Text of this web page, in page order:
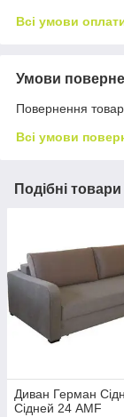
Всі умови
Умови
Повернення
Всі умови
Подібні товари
Диван Герман
Сідней 24 AMF